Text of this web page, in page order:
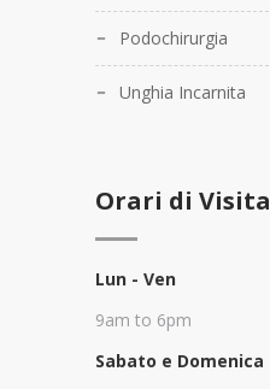
Podochirurgia
Unghia Incarnita
Orari di Visita
Lun - Ven
9am to 6pm
Sabato e Domenica